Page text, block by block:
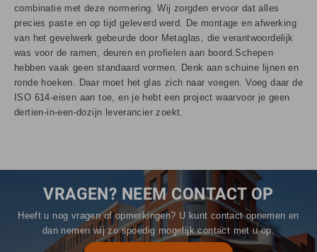
combinatie met deze normering. Wij zorgden ervoor dat alles
precies paste en op tijd geleverd werd. De montage en afwerking
van het gevelwerk gebeurde door Metaglas, die verantwoordelijk
was voor de ramen, deuren en profielen aan boord.Schepen
hebben vaak geen standaard vormen. Denk aan schuine lijnen en
ronde hoeken. Daar moet het glas zich naar voegen. Voeg daar de
ISO 614-eisen aan toe, en je hebt een project waarvoor je geen
dertien-in-een-dozijn leverancier zoekt.
VRAGEN? NEEM CONTACT OP
Heeft u nog vragen of opmerkingen? U kunt contact opnemen en
dan nemen wij zo spoedig mogelijk contact met u op.